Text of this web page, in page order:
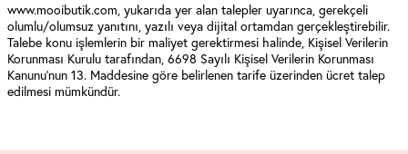
www.mooibutik.com, yukarıda yer alan talepler uyarınca, gerekçeli
olumlu/olumsuz yanıtını, yazılı veya dijital ortamdan gerçekleştirebilir.
Talebe konu işlemlerin bir maliyet gerektirmesi halinde, Kişisel Verilerin
Korunması Kurulu tarafından, 6698 Sayılı Kişisel Verilerin Korunması
Kanunu’nun 13. Maddesine göre belirlenen tarife üzerinden ücret talep
edilmesi mümkündür.